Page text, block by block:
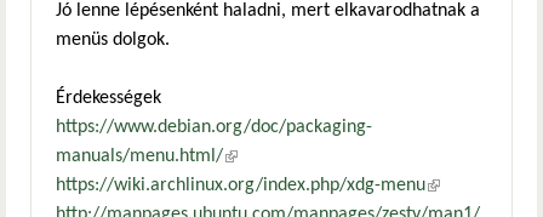
Jó lenne lépésenként haladni, mert elkavarodhatnak a
menüs dolgok.
Érdekességek
https://www.debian.org/doc/packaging-
manuals/menu.html/(külső hivatkozás)
https://wiki.archlinux.org/index.php/xdg-menu(külső